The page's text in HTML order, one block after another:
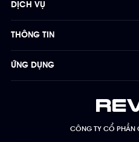
CÔNG TY CỔ PHẦN
DỊCH VỤ
THÔNG TIN
ỨNG DỤNG